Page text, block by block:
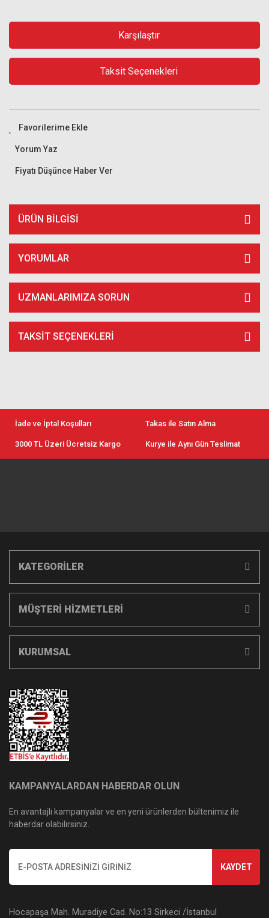
Karşılaştır
Taksit Seçenekleri
Yorum Yaz
Fiyatı Düşünce Haber Ver
ÜRÜN BILGISI
YORUMLAR
UZMANLARIMIZA SORUN
TAKSIT SEÇENEKLERI
İade ve İptal Koşulları Takas ile Satın Alma
3000 TL Üzeri Ücretsiz Kargo Kurye ile Aynı Gün Teslimat
KATEGORİLER
MÜŞTERİ HİZMETLERİ
KURUMSAL
KAMPANYALARDAN HABERDAR OLUN
En avantajlı kampanyalar ve en yeni ürünlerden bültenimiz ile
haberdar olabilirsiniz.
KAYDET
Hocapaşa Mah. Muradiye Cad. No:13 Sirkeci /İstanbul